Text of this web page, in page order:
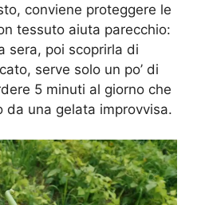
conviene proteggere le
tessuto aiuta parecchio:
sera, poi scoprirla di
serve solo un po’ di
5 minuti al giorno che
una gelata improvvisa.